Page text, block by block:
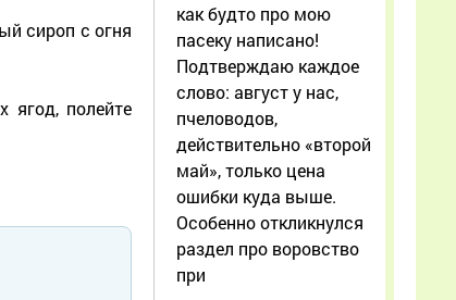
сироп с огня
полейте
как будто про мою
пасеку написано!
Подтверждаю каждое
слово: август у нас,
пчеловодов,
действительно «второй
май», только цена
ошибки куда выше.
Особенно откликнулся
раздел про воровство
при